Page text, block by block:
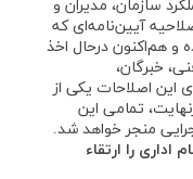
سازمان، مدیران و
آیین‌نامه‌ای که
شده و هم‌اکنون درحال اخذ
خبرگان،
این اصلاحات یکی از
تمامی این
منجر خواهد شد.
را ارتقاء